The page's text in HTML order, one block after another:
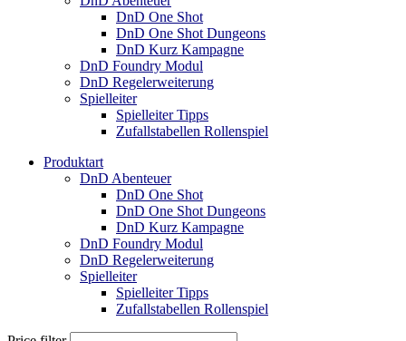
DnD One Shot
DnD One Shot Dungeons
DnD Kurz Kampagne
DnD Foundry Modul
DnD Regelerweiterung
Spielleiter
Spielleiter Tipps
Zufallstabellen Rollenspiel
Produktart
DnD Abenteuer
DnD One Shot
DnD One Shot Dungeons
DnD Kurz Kampagne
DnD Foundry Modul
DnD Regelerweiterung
Spielleiter
Spielleiter Tipps
Zufallstabellen Rollenspiel